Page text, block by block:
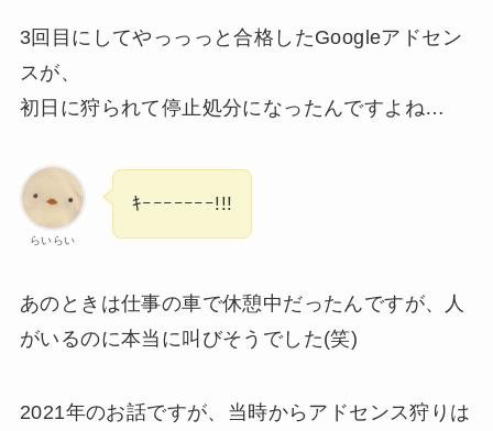
3回目にしてやっっっと合格したGoogleアドセン
スが、
初日に狩られて停止処分になったんですよね…
らいらい
ｷｰｰｰｰｰｰｰ!!!
あのときは仕事の車で休憩中だったんですが、人
がいるのに本当に叫びそうでした(笑)
2021年のお話ですが、当時からアドセンス狩りは